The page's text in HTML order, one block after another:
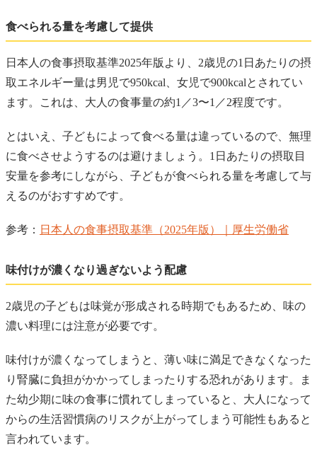
食べられる量を考慮して提供
日本人の食事摂取基準2025年版より、2歳児の1日あたりの摂
取エネルギー量は男児で950kcal、女児で900kcalとされてい
ます。これは、大人の食事量の約1／3〜1／2程度です。
とはいえ、子どもによって食べる量は違っているので、無理
に食べさせようするのは避けましょう。1日あたりの摂取目
安量を参考にしながら、子どもが食べられる量を考慮して与
えるのがおすすめです。
参考： 日本人の食事摂取基準（2025年版）｜厚生労働省
味付けが濃くなり過ぎないよう配慮
2歳児の子どもは味覚が形成される時期でもあるため、味の
濃い料理には注意が必要です。
味付けが濃くなってしまうと、薄い味に満足できなくなった
り腎臓に負担がかかってしまったりする恐れがあります。ま
た幼少期に味の食事に慣れてしまっていると、大人になって
からの生活習慣病のリスクが上がってしまう可能性もあると
言われています。